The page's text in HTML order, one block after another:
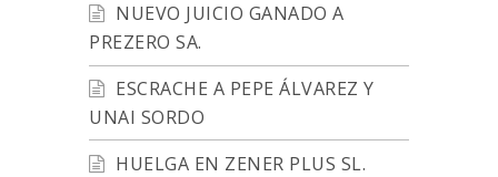
NUEVO JUICIO GANADO A
PREZERO SA.
ESCRACHE A PEPE ÁLVAREZ Y
UNAI SORDO
HUELGA EN ZENER PLUS SL.